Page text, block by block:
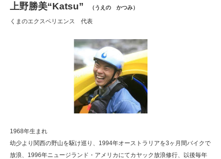
上野勝美“Katsu” （うえの かつみ）
くまのエクスペリエンス 代表
1968年生まれ
幼少より関西の野山を駆け巡り、1994年オーストラリアを3ヶ月間バイクで
放浪、1996年ニュージランド・アメリカにてカヤック放浪修行、以後毎年